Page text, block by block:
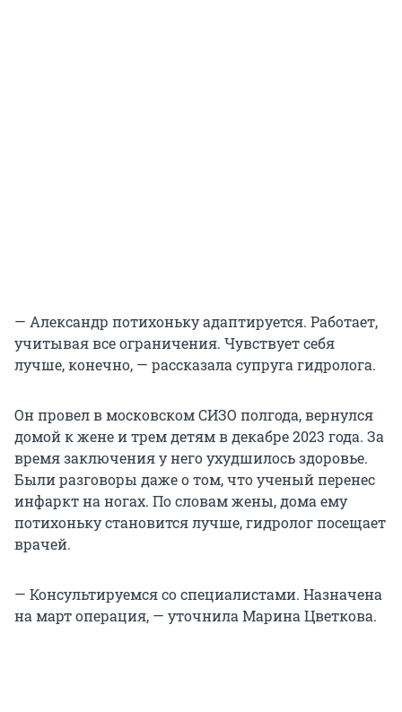
— Александр потихоньку адаптируется. Работает,
учитывая все ограничения. Чувствует себя
лучше, конечно, — рассказала супруга гидролога.
Он провел в московском СИЗО полгода, вернулся
домой к жене и трем детям в декабре 2023 года. За
время заключения у него ухудшилось здоровье.
Были разговоры даже о том, что ученый перенес
инфаркт на ногах. По словам жены, дома ему
потихоньку становится лучше, гидролог посещает
врачей.
— Консультируемся со специалистами. Назначена
на март операция, — уточнила Марина Цветкова.